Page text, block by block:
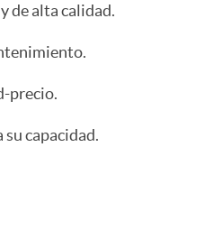
de alta calidad.
precio.
capacidad.